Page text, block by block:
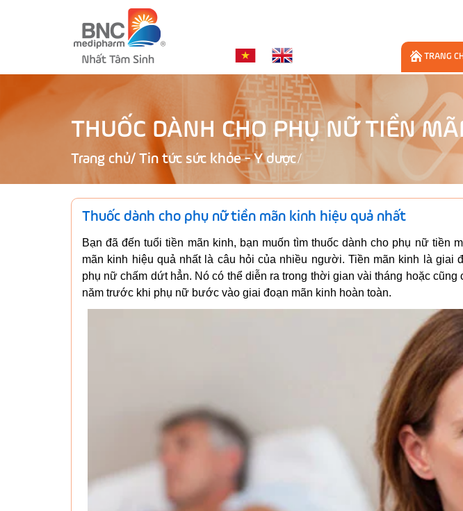
TRANG
THUỐC DÀNH CHO PHỤ NỮ TIỀN
Trang chủ/ Tin tức sức khỏe - Y dược
Thuốc dành cho phụ nữ tiền mãn kinh hiệu quả nhất
Bạn đã đến tuổi tiền mãn kinh, bạn muốn tìm thuốc dành cho phụ nữ tiền
mãn kinh hiệu quả nhất là câu hỏi của nhiều người. Tiền mãn kinh là giai
phụ nữ chấm dứt hẳn. Nó có thể diễn ra trong thời gian vài tháng hoặc cũng
năm trước khi phụ nữ bước vào giai đoạn mãn kinh hoàn toàn.